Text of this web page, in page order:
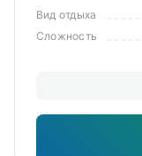
Вид отдыха
Сложность